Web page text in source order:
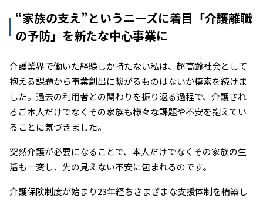
“家族の支え”というニーズに着目「介護離職
の予防」を新たな中心事業に
介護業界で働いた経験しか持たない私は、超高齢社会として
抱える課題から事業創出に繋がるものはないか模索を続けま
した。過去の利用者との関わりを振り返る過程で、介護され
るご本人だけでなくその家族も様々な課題や不安を抱えてい
ることに気づきました。
突然介護が必要になることで、本人だけでなくその家族の生
活も一変し、先の見えない不安に包まれるのです。
介護保険制度が始まり23年経ちさまざまな支援体制を構築し